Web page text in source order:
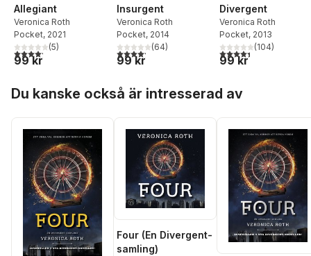
Allegiant
Veronica Roth
Pocket, 2021
4,2utav 5 stjärnor. Totalt antal röster:
(5)
99 kr
Insurgent
Veronica Roth
Pocket, 2014
4,2utav 5 stjärnor. Totalt antal röster:
(64)
99 kr
Divergent
Veronica Roth
Pocket, 2013
4,4utav 5 stjärnor.
(104)
99 kr
Du kanske också är intresserad av
Four (En Divergent-
samling)